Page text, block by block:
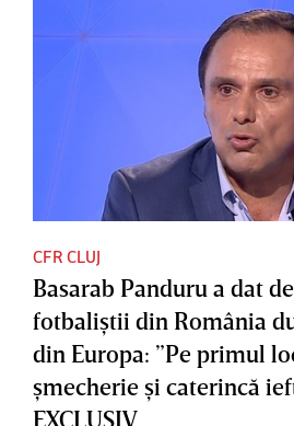
CFR CLUJ
Basarab Panduru a dat
fotbaliştii din România
din Europa: ”Pe primul
şmecherie şi caterincă
EXCLUSIV